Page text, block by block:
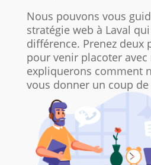
Nous pouvons vous
stratégie web à Laval
différence. Prenez deux
pour venir placoter
expliquerons comment
vous donner un coup